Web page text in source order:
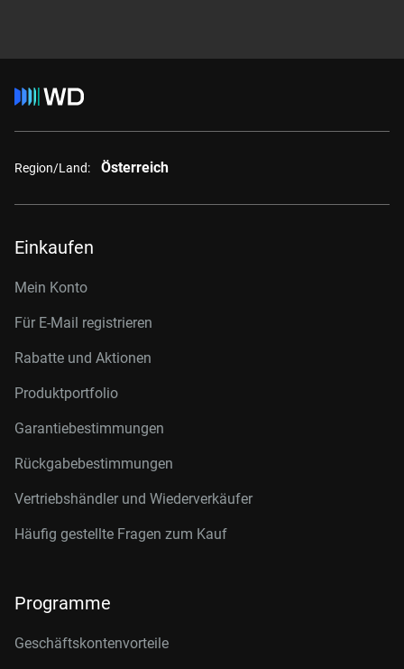
Region/Land: Österreich
Einkaufen
Mein Konto
Für E-Mail registrieren
Rabatte und Aktionen
Produktportfolio
Garantiebestimmungen
Rückgabebestimmungen
Vertriebshändler und Wiederverkäufer
Häufig gestellte Fragen zum Kauf
Programme
Geschäftskontenvorteile